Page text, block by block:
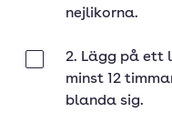
nejlikorna.
2. Lägg på ett
minst 12
blanda sig.